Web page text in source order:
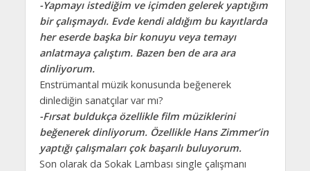
-Yapmayı istediğim ve içimden gelerek yaptığım
bir çalışmaydı. Evde kendi aldığım bu kayıtlarda
her eserde başka bir konuyu veya temayı
anlatmaya çalıştım. Bazen ben de ara ara
dinliyorum.
Enstrümantal müzik konusunda beğenerek
dinlediğin sanatçılar var mı?
-Fırsat buldukça özellikle film müziklerini
beğenerek dinliyorum. Özellikle Hans Zimmer’in
yaptığı çalışmaları çok başarılı buluyorum.
Son olarak da Sokak Lambası single çalışmanı